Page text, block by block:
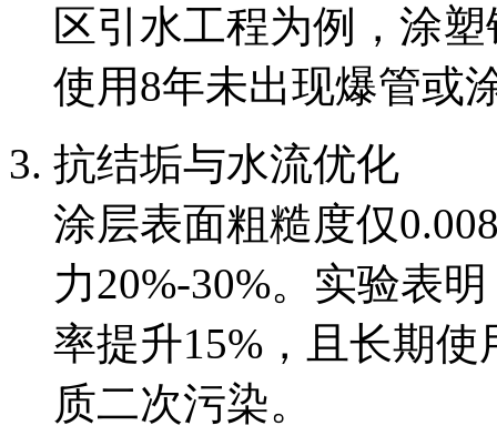
区引水工程为例，涂
使用8年未出现爆管或
抗结垢与水流优化
涂层表面粗糙度仅
力20%-30%。实验表
率提升15%，且长期
质二次污染。